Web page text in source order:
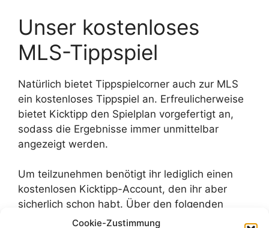
Cookie-Zustimmung
Unser kostenloses
MLS-Tippspiel
Natürlich bietet Tippspielcorner auch zur MLS
ein kostenloses Tippspiel an. Erfreulicherweise
bietet Kicktipp den Spielplan vorgefertigt an,
sodass die Ergebnisse immer unmittelbar
angezeigt werden.
Um teilzunehmen benötigt ihr lediglich einen
kostenlosen Kicktipp-Account, den ihr aber
sicherlich schon habt. Über den folgenden
Button gelangt ihr in unsere Tipprunde mit